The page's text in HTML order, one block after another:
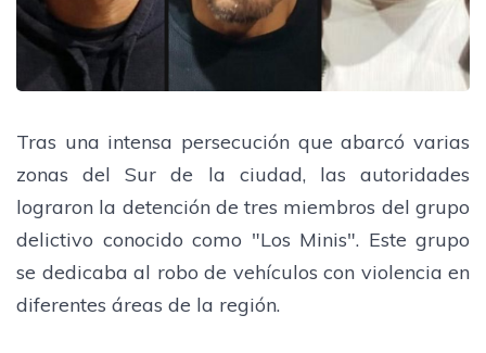
Tras una intensa persecución que abarcó varias
zonas del Sur de la ciudad, las autoridades
lograron la detención de tres miembros del grupo
delictivo conocido como "Los Minis". Este grupo
se dedicaba al robo de vehículos con violencia en
diferentes áreas de la región.